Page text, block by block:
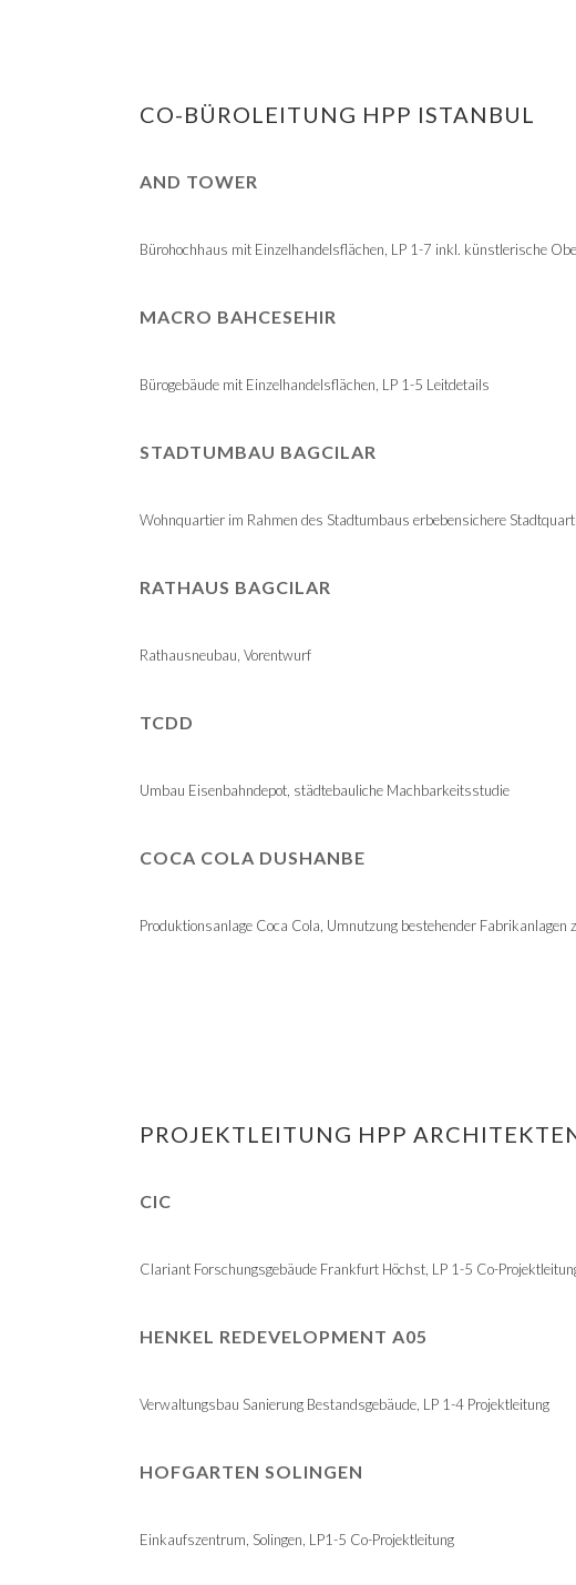
CO-BÜROLEITUNG HPP ISTANBUL
AND TOWER
Bürohochhaus mit Einzelhandelsflächen, LP 1-7 inkl. künstlerische
MACRO BAHCESEHIR
Bürogebäude mit Einzelhandelsflächen, LP 1-5 Leitdetails
STADTUMBAU BAGCILAR
Wohnquartier im Rahmen des Stadtumbaus erbebensichere
RATHAUS BAGCILAR
Rathausneubau, Vorentwurf
TCDD
Umbau Eisenbahndepot, städtebauliche Machbarkeitsstudie
COCA COLA DUSHANBE
Produktionsanlage Coca Cola, Umnutzung bestehender Fabrikanlagen
PROJEKTLEITUNG HPP
CIC
Clariant Forschungsgebäude Frankfurt Höchst, LP 1-5 Co-
HENKEL REDEVELOPMENT A05
Verwaltungsbau Sanierung Bestandsgebäude, LP 1-4 Projektleitung
HOFGARTEN SOLINGEN
Einkaufszentrum, Solingen, LP1-5 Co-Projektleitung